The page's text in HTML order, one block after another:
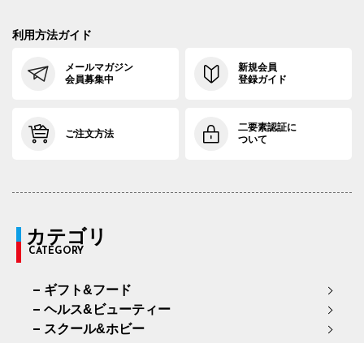
利用方法ガイド
メールマガジン
会員募集中
新規会員
登録ガイド
ご注文方法
二要素認証に
ついて
カテゴリ
CATEGORY
ギフト&フード
ヘルス&ビューティー
スクール&ホビー